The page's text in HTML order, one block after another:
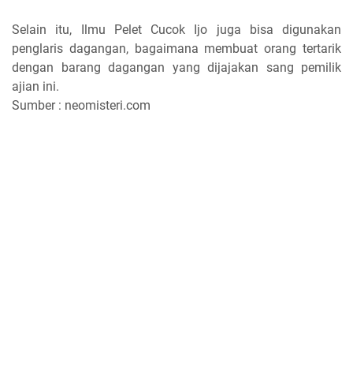
Selain itu, Ilmu Pelet Cucok Ijo juga bisa digunakan
penglaris dagangan, bagaimana membuat orang tertarik
dengan barang dagangan yang dijajakan sang pemilik
ajian ini.
Sumber : neomisteri.com